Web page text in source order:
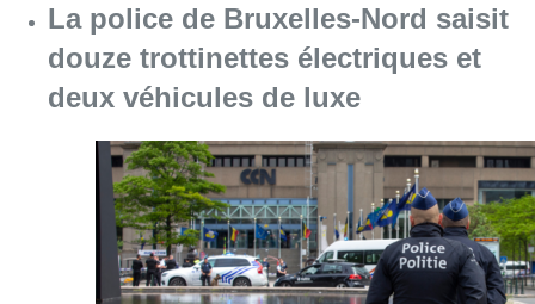
La police de Bruxelles-Nord saisit
douze trottinettes électriques et
deux véhicules de luxe